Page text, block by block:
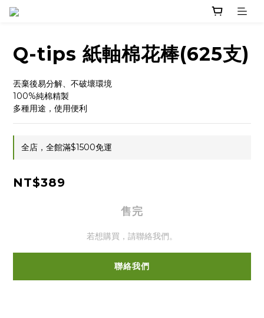
Q-tips 紙軸棉花棒(625支)
丟棄後易分解、不破壞環境
100%純棉精製
多種用途，使用便利
全店，全館滿$1500免運
NT$389
售完
若想購買，請聯絡我們。
聯絡我們